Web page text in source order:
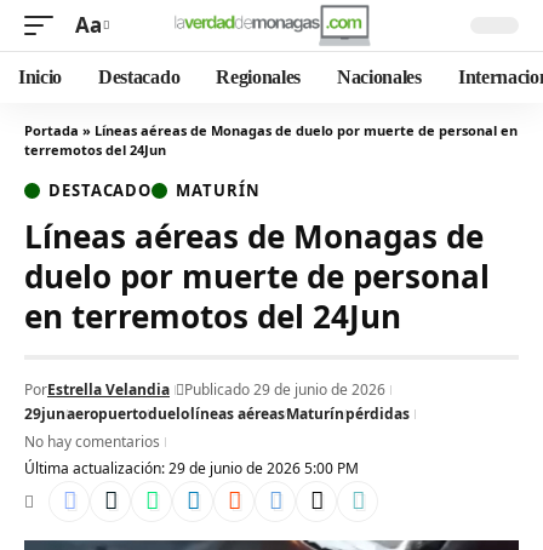
Aa
Inicio Destacado Regionales Nacionales
Portada » Líneas aéreas de Monagas de duelo por muerte de personal en
terremotos del 24Jun
DESTACADO MATURÍN
Líneas aéreas de Monagas de
duelo por muerte de personal
en terremotos del 24Jun
Última actualización: 29 de junio de 2026 5:00 PM
PorEstrella Velandia
Publicado 29 de junio de 2026
29junaeropuertoduelolíneas aéreasMaturínpérdidas
No hay comentarios